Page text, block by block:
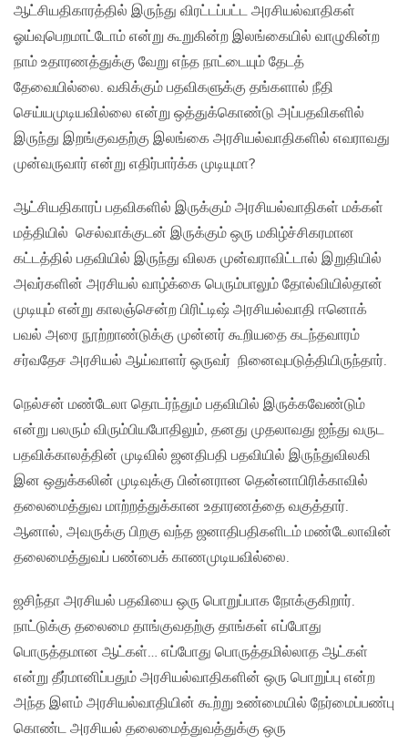
ஆட்சியதிகாரத்தில் இருந்து விரட்டப்பட்ட அரசியல்வாதிகள்
ஓய்வுபெறமாட்டோம் என்று கூறுகின்ற இலங்கையில் வாழுகின்ற
நாம் உதாரணத்துக்கு வேறு எந்த நாட்டையும் தேடத்
தேவையில்லை. வகிக்கும் பதவிகளுக்கு தங்களால் நீதி
செய்யமுடியவில்லை என்று ஒத்துக்கொண்டு அப்பதவிகளில்
இருந்து இறங்குவதற்கு இலங்கை அரசியல்வாதிகளில் எவராவது
முன்வருவார் என்று எதிர்பார்க்க முடியுமா?
ஆட்சியதிகாரப் பதவிகளில் இருக்கும் அரசியல்வாதிகள் மக்கள்
மத்தியில் செல்வாக்குடன் இருக்கும் ஒரு மகிழ்ச்சிகரமான
கட்டத்தில் பதவியில் இருந்து விலக முன்வராவிட்டால் இறுதியில்
அவர்களின் அரசியல் வாழ்க்கை பெரும்பாலும் தோல்வியில்தான்
முடியும் என்று காலஞ்சென்ற பிரிட்டிஷ் அரசியல்வாதி ஈனொக்
பவல் அரை நூற்றாண்டுக்கு முன்னர் கூறியதை கடந்தவாரம்
சர்வதேச அரசியல் ஆய்வாளர் ஒருவர் நினைவுபடுத்தியிருந்தார்.
நெல்சன் மண்டேலா தொடர்ந்தும் பதவியில் இருக்கவேண்டும்
என்று பலரும் விரும்பியபோதிலும், தனது முதலாவது ஐந்து வருட
பதவிக்காலத்தின் முடிவில் ஜனதிபதி பதவியில் இருந்துவிலகி
இன ஒதுக்கலின் முடிவுக்கு பின்னரான தென்னாபிரிக்காவில்
தலைமைத்துவ மாற்றத்துக்கான உதாரணத்தை வகுத்தார்.
ஆனால், அவருக்கு பிறகு வந்த ஜனாதிபதிகளிடம் மண்டேலாவின்
தலைமைத்துவப் பண்பைக் காணமுடியவில்லை.
ஜசிந்தா அரசியல் பதவியை ஒரு பொறுப்பாக நோக்குகிறார்.
நாட்டுக்கு தலைமை தாங்குவதற்கு தாங்கள் எப்போது
பொருத்தமான ஆட்கள்… எப்போது பொருத்தமில்லாத ஆட்கள்
என்று தீர்மானிப்பதும் அரசியல்வாதிகளின் ஒரு பொறுப்பு என்ற
அந்த இளம் அரசியல்வாதியின் கூற்று உண்மையில் நேர்மைப்பண்பு
கொண்ட அரசியல் தலைமைத்துவத்துக்கு ஒரு